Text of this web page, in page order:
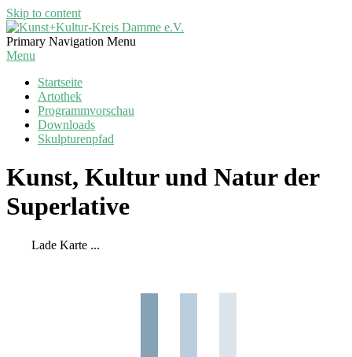
Skip to content
Kunst+Kultur-
Kreis
Primary Navigation Menu
Menu
Startseite
Artothek
Programmvorschau
Downloads
Skulpturenpfad
Kunst, Kultur und Natur der
Superlative
Lade Karte ...